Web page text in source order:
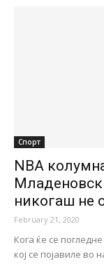
Спорт
NBA
никогаш не
February 21, 2020
Кога ќе се
кој се појавиле во